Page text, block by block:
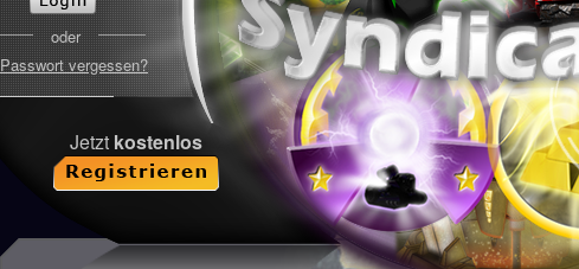
oder
Passwort vergessen?
Jetzt kostenlos